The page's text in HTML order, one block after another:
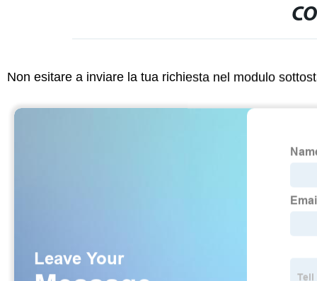
Non esitare a inviare la tua richiesta nel modulo